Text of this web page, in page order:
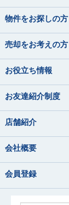
物件をお探しの方
売却をお考えの方
お役立ち情報
お友達紹介制度
店舗紹介
会社概要
会員登録